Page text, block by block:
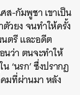
ส-กัมพูชา เขาเป็น
วยง จนทำให้ครั้ง
ตรี และอดีต
นว่า ตนจะทำให้
‘นรก’ ซึ่งปรากฏ
มที่ผ่านมา หลัง